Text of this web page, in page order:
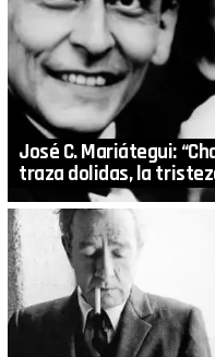
José C. Mariátegui:
traza dolidas, la